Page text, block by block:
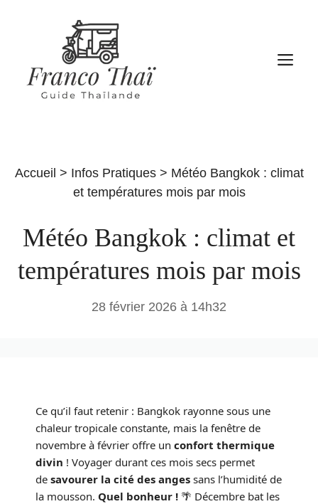
Accueil > Infos Pratiques> Météo Bangkok : climat
et températures mois par mois
Météo Bangkok : climat et
températures mois par mois
28 février 2026 à 14h32
Ce qu’il faut retenir : Bangkok rayonne sous une
chaleur tropicale constante, mais la fenêtre de
novembre à février offre un confort thermique
divin ! Voyager durant ces mois secs permet
de savourer la cité des anges sans l’humidité de
la mousson. Quel bonheur ! 🌴 Décembre bat les